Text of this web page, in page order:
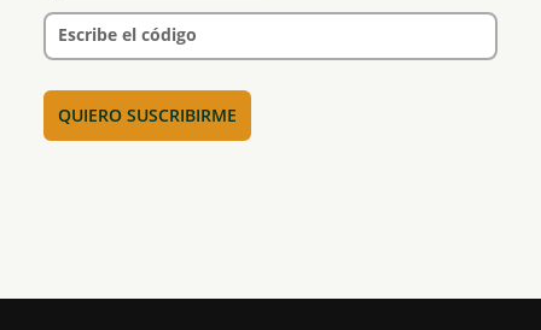
Escribe el código